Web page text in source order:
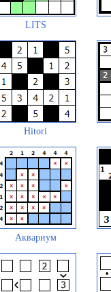
LITS
Hitori
Аквариум